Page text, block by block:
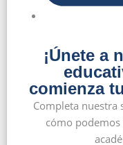
¡Únete a
comienza
Completa nuestra
cómo podemos